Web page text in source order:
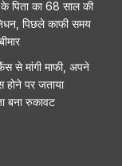
पिता का 68 साल की
पिछले काफी समय
से मांगी माफी, अपने
होने पर जताया
बना रुकावट